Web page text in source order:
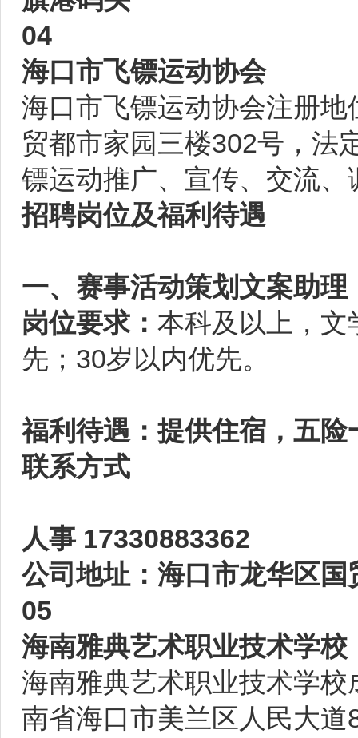
04
海口市飞镖运动协会
海口市飞镖运动协会注册
贸都市家园三楼302号，法
镖运动推广、宣传、交流
招聘岗位及福利待遇
一、赛事活动策划文案助理
岗位要求： 本科及以上，文
先；30岁以内优先。
福利待遇：提供住宿，五险
联系方式
人事 17330883362
公司地址：海口市龙华区
05
海南雅典艺术职业技术学校
海南雅典艺术职业技术学
南省海口市美兰区人民大